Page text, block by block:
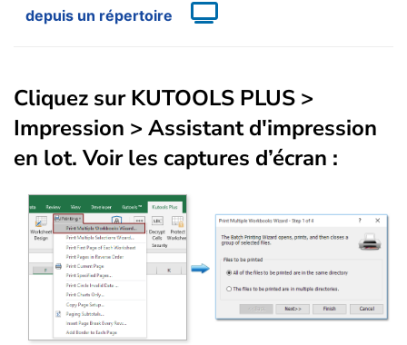
depuis un répertoire
Cliquez surKUTOOLS PLUS >
Impression > Assistant d'impression
en lot. Voir les captures d’écran :